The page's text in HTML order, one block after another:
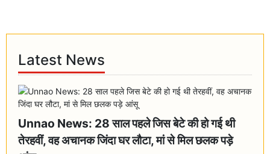
Latest News
Unnao News: 28 साल पहले जिस बेटे की हो गई थी
तेरहवीं, वह अचानक जिंदा घर लौटा, मां से मिल छलक पड़े